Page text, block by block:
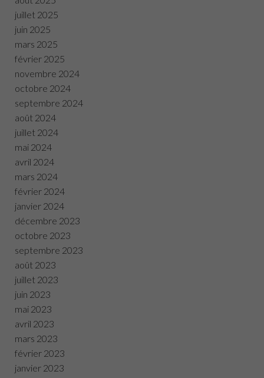
juillet 2025
juin 2025
mars 2025
février 2025
novembre 2024
octobre 2024
septembre 2024
août 2024
juillet 2024
mai 2024
avril 2024
mars 2024
février 2024
janvier 2024
décembre 2023
octobre 2023
septembre 2023
août 2023
juillet 2023
juin 2023
mai 2023
avril 2023
mars 2023
février 2023
janvier 2023